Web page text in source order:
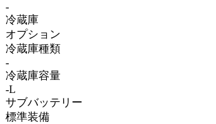
-
冷蔵庫
オプション
冷蔵庫種類
-
冷蔵庫容量
-L
サブバッテリー
標準装備